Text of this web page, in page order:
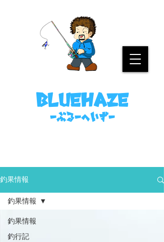
bluehaze
​－ぶるーへいずー
釣果情報
釣果情報
釣行記
釣果情報